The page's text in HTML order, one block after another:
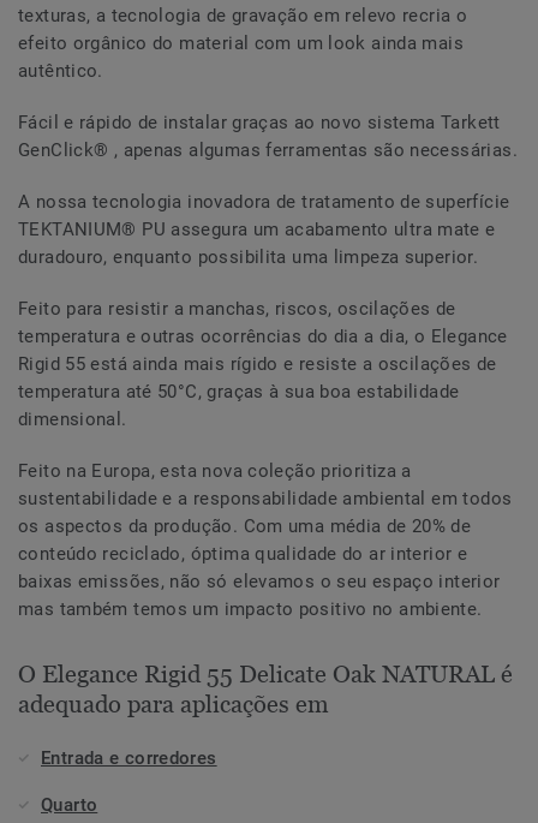
texturas, a tecnologia de gravação em relevo recria o
efeito orgânico do material com um look ainda mais
autêntico.
Fácil e rápido de instalar graças ao novo sistema Tarkett
GenClick® , apenas algumas ferramentas são necessárias.
A nossa tecnologia inovadora de tratamento de superfície
TEKTANIUM® PU assegura um acabamento ultra mate e
duradouro, enquanto possibilita uma limpeza superior.
Feito para resistir a manchas, riscos, oscilações de
temperatura e outras ocorrências do dia a dia, o Elegance
Rigid 55 está ainda mais rígido e resiste a oscilações de
temperatura até 50°C, graças à sua boa estabilidade
dimensional.
Feito na Europa, esta nova coleção prioritiza a
sustentabilidade e a responsabilidade ambiental em todos
os aspectos da produção. Com uma média de 20% de
conteúdo reciclado, óptima qualidade do ar interior e
baixas emissões, não só elevamos o seu espaço interior
mas também temos um impacto positivo no ambiente.
O Elegance Rigid 55 Delicate Oak NATURAL é
adequado para aplicações em
Entrada e corredores
Quarto